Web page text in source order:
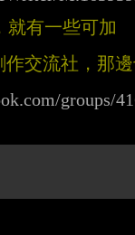
就有一些可加
作交流社，那
groups/